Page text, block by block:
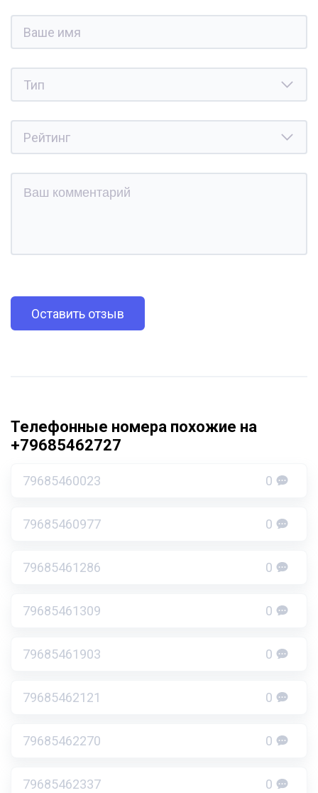
Оставить отзыв
Телефонные номера похожие на
+79685462727
79685460023 0
79685460977 0
79685461286 0
79685461309 0
79685461903 0
79685462121 0
79685462270 0
79685462337 0